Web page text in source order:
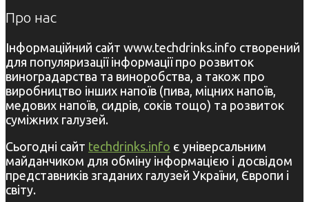
Про нас
Інформаційний сайт www.techdrinks.info створений
для популяризації інформації про розвиток
виноградарства та виноробства, а також про
виробництво інших напоїв (пива, міцних напоїв,
медових напоїв, сидрів, соків тощо) та розвиток
суміжних галузей.
Сьогодні сайт techdrinks.info є універсальним
майданчиком для обміну інформацією і досвідом
представників згаданих галузей України, Європи і
світу.